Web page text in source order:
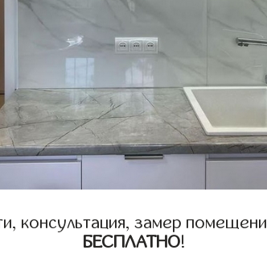
консультация, замер
БЕСПЛАТНО!